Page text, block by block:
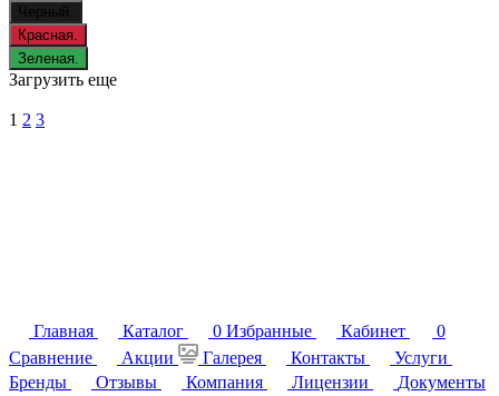
Черный.
Красная.
Зеленая.
Загрузить еще
1 2 3
Главная Каталог 0 Избранные Кабинет
0
Сравнение
Акции Галерея Контакты
Услуги
Бренды
Отзывы Компания Лицензии
Документы